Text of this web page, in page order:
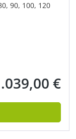
90, 100, 120
Preis:
€